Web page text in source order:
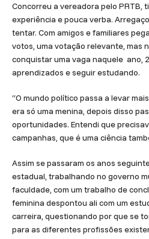
Concorreu a vereadora pelo PRTB,
experiência e pouca verba.
tentar. Com amigos e familiares
votos, uma votação relevante, mas
conquistar uma vaga naquele ano,
aprendizados e seguir estudando.
“O mundo político passa a levar
era só uma menina, depois disso
oportunidades. Entendi que
campanhas, que é uma ciência
Assim se passaram os anos
estadual, trabalhando no governo
faculdade, com um trabalho de
feminina despontou ali com um
carreira, questionando por que se
para as diferentes profissões